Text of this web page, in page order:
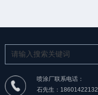
喷涂厂联系电话：
石先生：18601422132